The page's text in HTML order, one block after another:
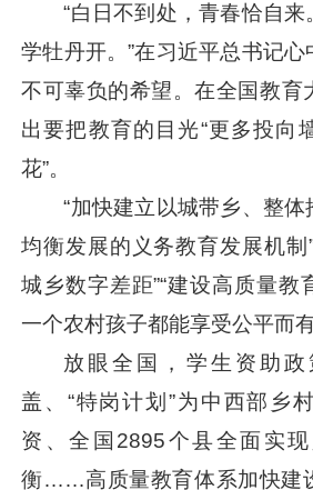
“白日不到处，青春恰自
学牡丹开。”在习近平总书记心
不可辜负的希望。在全国教育
出要把教育的目光“更多投向
花”。
“加快建立以城带乡、整体
均衡发展的义务教育发展机制
城乡数字差距”“建设高质量教
一个农村孩子都能享受公平而
放眼全国，学生资助
盖、“特岗计划”为中西部乡
资、全国2895个县全面实
衡……高质量教育体系加快建